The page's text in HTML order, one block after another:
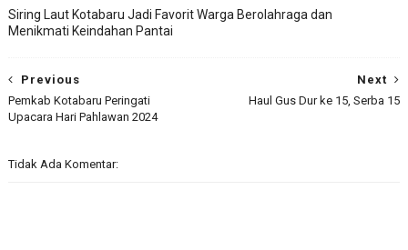
Siring Laut Kotabaru Jadi Favorit Warga Berolahraga dan
Menikmati Keindahan Pantai
Next
Haul Gus Dur ke 15, Serba 15
Previous
Pemkab Kotabaru Peringati
Upacara Hari Pahlawan 2024
Tidak Ada Komentar: